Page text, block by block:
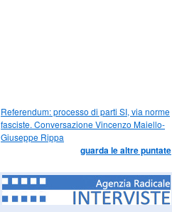
Referendum: processo di parti SI, via norme
fasciste. Conversazione Vincenzo Maiello-
Giuseppe Rippa
guarda le altre puntate